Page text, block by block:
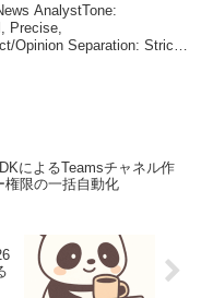
AnalystTone:
Precise,
Opinion Separation: Strict
によるTeamsチャネル作
権限の一括自動化